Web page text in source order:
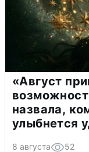
«Август
назвала,
улыбнется
8 августа 52